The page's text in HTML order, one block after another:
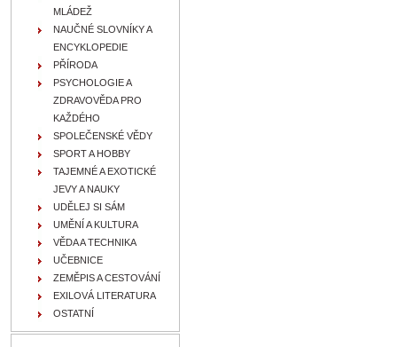
MLÁDEŽ
NAUČNÉ SLOVNÍKY A
ENCYKLOPEDIE
PŘÍRODA
PSYCHOLOGIE A
ZDRAVOVĚDA PRO
KAŽDÉHO
SPOLEČENSKÉ VĚDY
SPORT A HOBBY
TAJEMNÉ A EXOTICKÉ
JEVY A NAUKY
UDĚLEJ SI SÁM
UMĚNÍ A KULTURA
VĚDA A TECHNIKA
UČEBNICE
ZEMĚPIS A CESTOVÁNÍ
EXILOVÁ LITERATURA
OSTATNÍ